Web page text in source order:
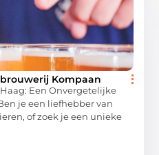
Kompaan
Een Onvergetelijke
je een liefhebber van
of zoek je een unieke